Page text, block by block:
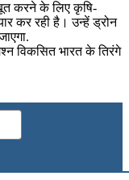
करने के लिए कृषि-
कर रही है। उन्हें ड्रोन
विकसित भारत के तिरंगे